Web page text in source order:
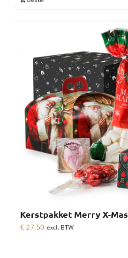
Kerstpakket Merry X-Mas
€ 27,50 excl. BTW